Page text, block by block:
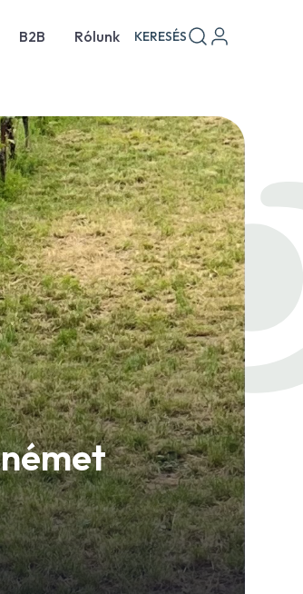
B2B Rólunk KERESÉS